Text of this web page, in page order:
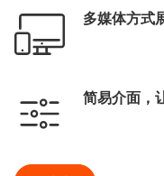
多媒体方式
简易介面，